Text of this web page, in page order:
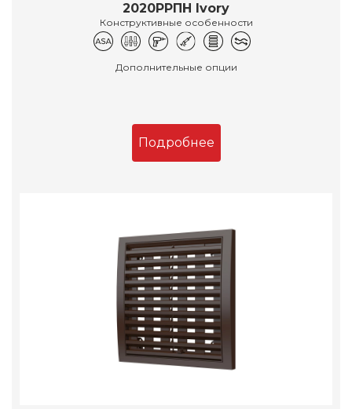
2020РРПН Ivory
Конструктивные особенности
Дополнительные опции
Подробнее